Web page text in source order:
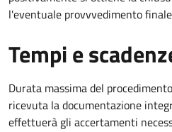
l'eventuale provvvedimento
Tempi e
Durata massima del
ricevuta la documentazione
effettuerà gli accertamenti